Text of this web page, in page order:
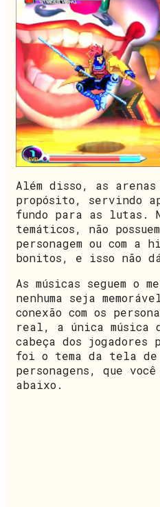
Além disso, as arenas
propósito, servindo
fundo para as lutas.
temáticos, não
personagem ou com a
bonitos, e isso não
As músicas seguem o
nenhuma seja
conexão com os
real, a única música
cabeça dos jogadores
foi o tema da tela de
personagens, que
abaixo.